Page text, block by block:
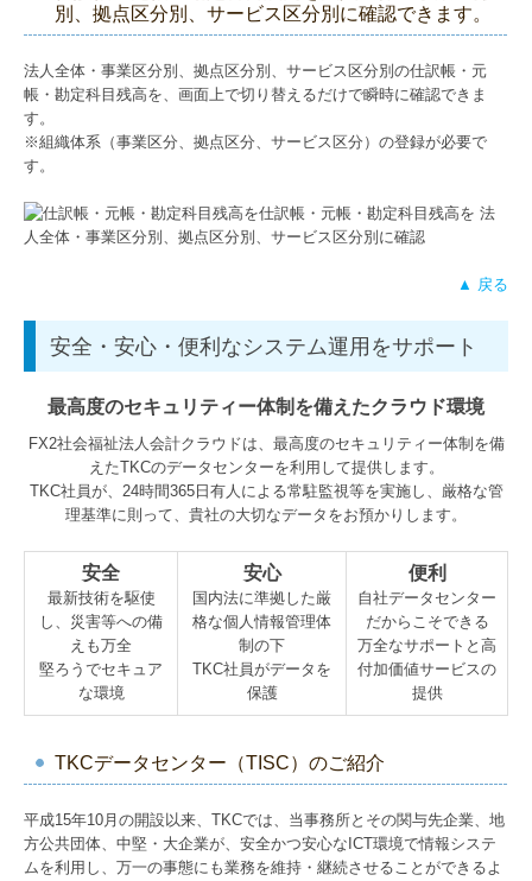
別、拠点区分別、サービス区分別に確認できます。
法人全体・事業区分別、拠点区分別、サービス区分別の仕訳帳・元
帳・勘定科目残高を、画面上で切り替えるだけで瞬時に確認できま
す。
※組織体系（事業区分、拠点区分、サービス区分）の登録が必要で
す。
▲ 戻る
安全・安心・便利なシステム運用をサポート
最高度のセキュリティー体制を備えたクラウド環境
FX2社会福祉法人会計クラウドは、最高度のセキュリティー体制を備
えたTKCのデータセンターを利用して提供します。
TKC社員が、24時間365日有人による常駐監視等を実施し、厳格な管
理基準に則って、貴社の大切なデータをお預かりします。
安全
最新技術を駆使
し、災害等への備
えも万全
堅ろうでセキュア
な環境
安心
国内法に準拠した厳
格な個人情報管理体
制の下
TKC社員がデータを
保護
便利
自社データセンター
だからこそできる
万全なサポートと高
付加価値サービスの
提供
TKCデータセンター（TISC）のご紹介
平成15年10月の開設以来、TKCでは、当事務所とその関与先企業、地
方公共団体、中堅・大企業が、安全かつ安心なICT環境で情報システ
ムを利用し、万一の事態にも業務を維持・継続させることができるよ